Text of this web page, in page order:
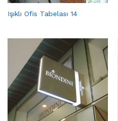
Işıklı Ofis Tabelası 14